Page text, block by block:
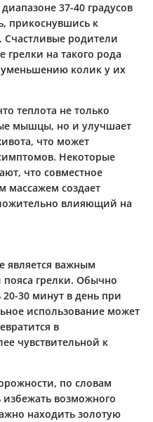
37-40 градусов
прикоснувшись к
Счастливые родители
на такого рода
уменьшению колик у их
теплота не только
мышцы, но и улучшает
что может
Некоторые
что совместное
массажем создает
влияющий на
является важным
грелки. Обычно
30 минут в день при
использование может
в
чувствительной к
по словам
избежать возможного
находить золотую